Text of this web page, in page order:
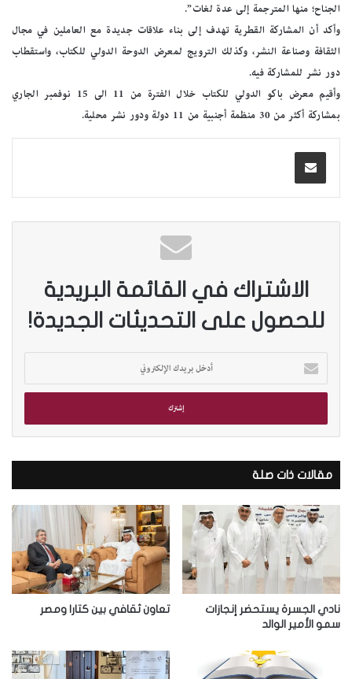
الجناح؛ منها المترجمة إلى عدة لغات”.
وأكد أن المشاركة القطرية تهدف إلى بناء علاقات جديدة مع العاملين في مجال
الثقافة وصناعة النشر، وكذلك الترويج لمعرض الدوحة الدولي للكتاب، واستقطاب
دور نشر للمشاركة فيه.
وأقيم معرض باكو الدولي للكتاب خلال الفترة من 11 الى 15 نوفمبر الجاري
بمشاركة أكثر من 30 منظمة أجنبية من 11 دولة ودور نشر محلية.
الاشتراك في القائمة البريدية
للحصول على التحديثات الجديدة!
خ
ب
ي
د
ك
ا
ل
إ
ك
ت
ر
و
مقالات ذات صلة
نادي الجسرة يستحضر إنجازات
سمو الأمير الوالد
تعاون ثقافي بين كتارا ومصر